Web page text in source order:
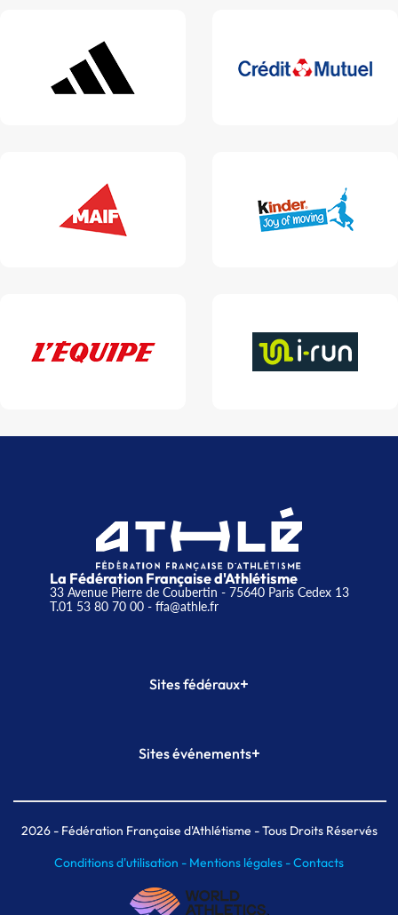
La Fédération Française d'Athlétisme
33 Avenue Pierre de Coubertin - 75640 Paris Cedex 13
T.01 53 80 70 00- ffa@athle.fr
Sites fédéraux+
Plateforme Formation
Sites événements+
Meeting de Paris indoor
MAIF Ekiden de Paris
2026- Fédération Française d'Athlétisme - Tous Droits Réservés
Conditions d'utilisation - Mentions légales -Contacts